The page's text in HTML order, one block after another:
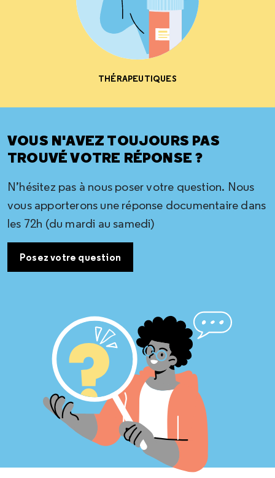
THÉRAPEUTIQUES
VOUS N'AVEZ TOUJOURS PAS
TROUVÉ VOTRE RÉPONSE ?
N’hésitez pas à nous poser votre question. Nous
vous apporterons une réponse documentaire dans
les 72h (du mardi au samedi)
Posez votre question